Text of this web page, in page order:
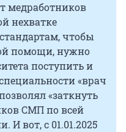
медработников
нехватке
чтобы
помощи, нужно
поступить и
«врач
«заткнуть
СМП по всей
И вот, с 01.01.2025